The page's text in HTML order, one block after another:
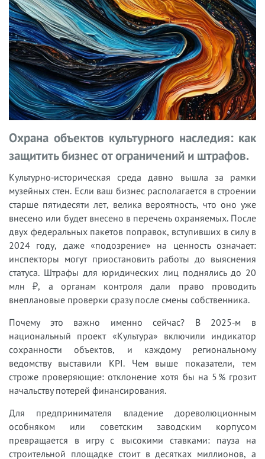
Охрана объектов культурного наследия: как
защитить бизнес от ограничений и штрафов.
Культурно‑историческая среда давно вышла за рамки
музейных стен. Если ваш бизнес располагается в строении
старше пятидесяти лет, велика вероятность, что оно уже
внесено или будет внесено в перечень охраняемых. После
двух федеральных пакетов поправок, вступивших в силу в
2024 году, даже «подозрение» на ценность означает:
инспекторы могут приостановить работы до выяснения
статуса. Штрафы для юридических лиц поднялись до 20
млн ₽, а органам контроля дали право проводить
внеплановые проверки сразу после смены собственника.
Почему это важно именно сейчас? В 2025‑м в
национальный проект «Культура» включили индикатор
сохранности объектов, и каждому региональному
ведомству выставили KPI. Чем выше показатели, тем
строже проверяющие: отклонение хотя бы на 5 % грозит
начальству потерей финансирования.
Для предпринимателя владение дореволюционным
особняком или советским заводским корпусом
превращается в игру с высокими ставками: пауза на
строительной площадке стоит в десятках миллионов, а